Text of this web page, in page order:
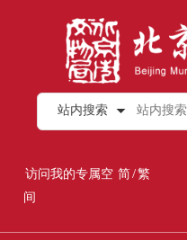
站内搜索
访问我的专属空
间
简/繁